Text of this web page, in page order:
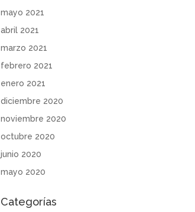
mayo 2021
abril 2021
marzo 2021
febrero 2021
enero 2021
diciembre 2020
noviembre 2020
octubre 2020
junio 2020
mayo 2020
Categorías